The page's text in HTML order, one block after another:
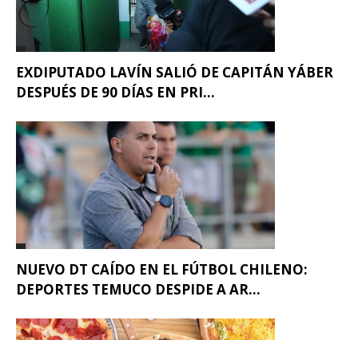
EXDIPUTADO LAVÍN SALIÓ DE CAPITÁN YÁBER
DESPUÉS DE 90 DÍAS EN PRI...
NUEVO DT CAÍDO EN EL FÚTBOL CHILENO:
DEPORTES TEMUCO DESPIDE A AR...